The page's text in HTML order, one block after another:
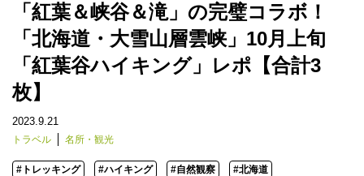
「紅葉＆峡谷＆滝」の完璧コラボ！
「北海道・大雪山層雲峡」10月上旬
「紅葉谷ハイキング」レポ【合計3
枚】
2023.9.21
トラベル 名所・観光
#トレッキング #ハイキング #自然観察 #北海道